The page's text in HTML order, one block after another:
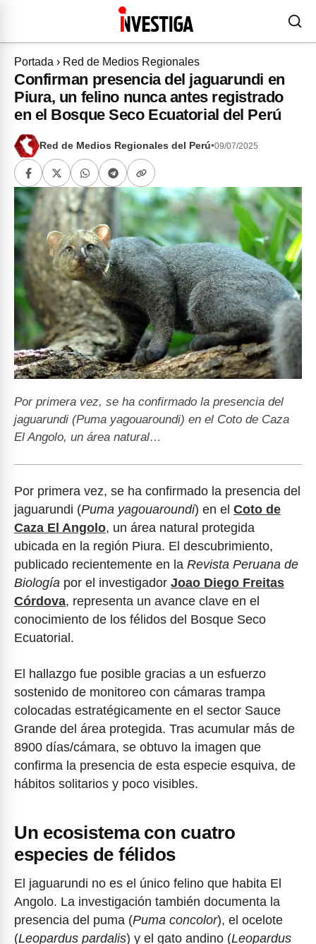
Portada › Red de Medios Regionales
Confirman presencia del jaguarundi en
Piura, un felino nunca antes registrado
en el Bosque Seco Ecuatorial del Perú
Red de Medios Regionales del Perú•09/07/2025
Por primera vez, se ha confirmado la presencia del
jaguarundi (Puma yagouaroundi) en el Coto de Caza
El Angolo, un área natural…
Por primera vez, se ha confirmado la presencia del
jaguarundi (Puma yagouaroundi) en el Coto de
Caza El Angolo, un área natural protegida
ubicada en la región Piura. El descubrimiento,
publicado recientemente en la Revista Peruana de
Biología por el investigador Joao Diego Freitas
Córdova, representa un avance clave en el
conocimiento de los félidos del Bosque Seco
Ecuatorial.
El hallazgo fue posible gracias a un esfuerzo
sostenido de monitoreo con cámaras trampa
colocadas estratégicamente en el sector Sauce
Grande del área protegida. Tras acumular más de
8900 días/cámara, se obtuvo la imagen que
confirma la presencia de esta especie esquiva, de
hábitos solitarios y poco visibles.
Un ecosistema con cuatro
especies de félidos
El jaguarundi no es el único felino que habita El
Angolo. La investigación también documenta la
presencia del puma (Puma concolor), el ocelote
(Leopardus pardalis) y el gato andino (Leopardus